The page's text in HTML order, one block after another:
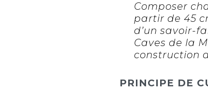
Composer
partir de 45
d’un savoir-
Caves de la
construction
PRINCIPE DE